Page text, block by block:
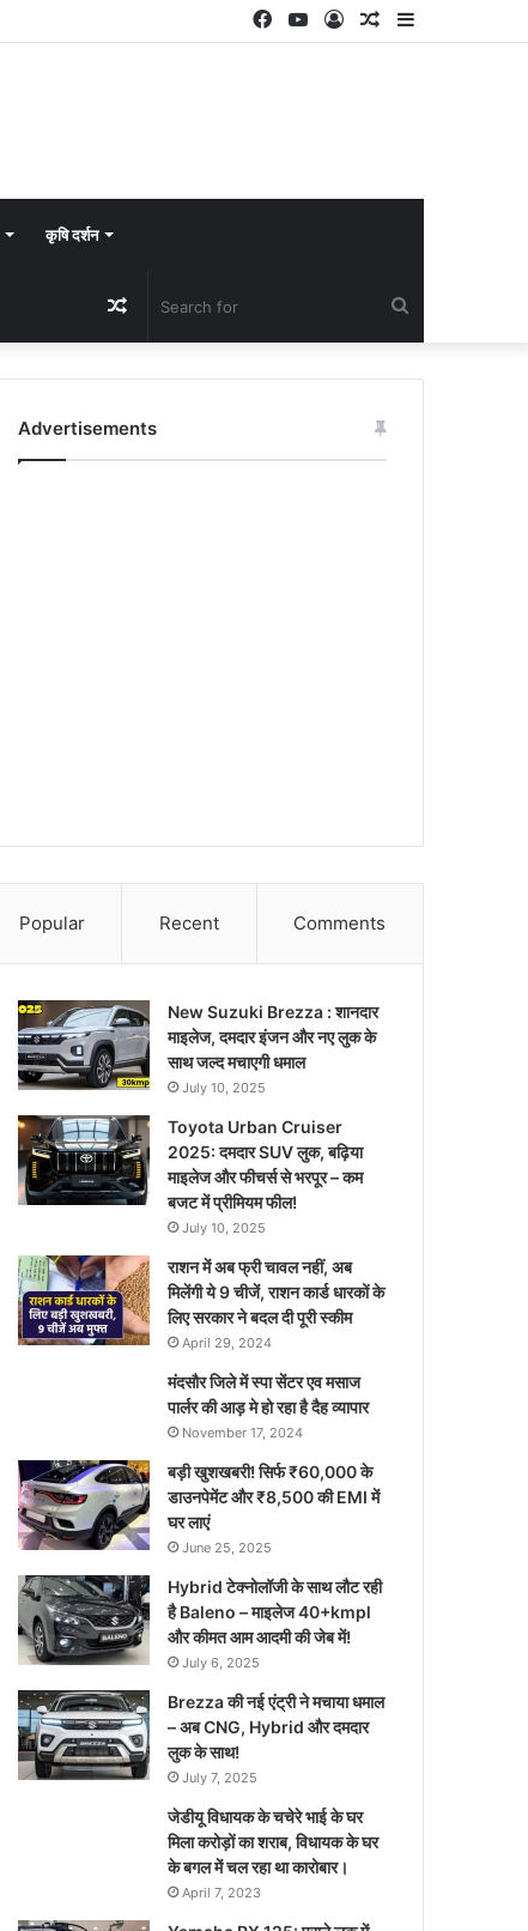
Sidebar
Random
Log
YouTube
Facebook
कृषि दर्शन
for
Random
Article
Advertisements
Popular Recent Comments
New Suzuki Brezza : शानदार
माइलेज, दमदार इंजन और नए लुक के
साथ जल्द मचाएगी धमाल
July 10, 2025
Toyota Urban Cruiser
2025: दमदार SUV लुक, बढ़िया
माइलेज और फीचर्स से भरपूर – कम
बजट में प्रीमियम फील!
July 10, 2025
राशन में अब फ्री चावल नहीं, अब
मिलेंगी ये 9 चीजें, राशन कार्ड धारकों के
लिए सरकार ने बदल दी पूरी स्कीम
April 29, 2024
मंदसौर जिले में स्पा सेंटर एव मसाज
पार्लर की आड़ मे हो रहा है दैह व्यापार
November 17, 2024
बड़ी खुशखबरी! सिर्फ ₹60,000 के
डाउनपेमेंट और ₹8,500 की EMI में
घर लाएं
June 25, 2025
Hybrid टेक्नोलॉजी के साथ लौट रही
है Baleno – माइलेज 40+kmpl
और कीमत आम आदमी की जेब में!
July 6, 2025
Brezza की नई एंट्री ने मचाया धमाल
– अब CNG, Hybrid और दमदार
लुक के साथ!
July 7, 2025
जेडीयू विधायक के चचेरे भाई के घर
मिला करोड़ों का शराब, विधायक के घर
के बगल में चल रहा था कारोबार।
April 7, 2023